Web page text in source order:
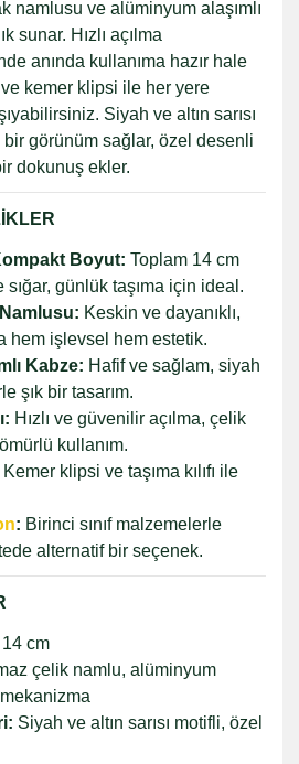
namlusu ve alüminyum alaşımlı
sunar. Hızlı açılma
anında kullanıma hazır hale
ve kemer klipsi ile her yere
Siyah ve altın sarısı
bir görünüm sağlar, özel desenli
dokunuş ekler.
Boyut: Toplam 14 cm
günlük taşıma için ideal.
Keskin ve dayanıklı,
hem işlevsel hem estetik.
Kabze: Hafif ve sağlam, siyah
şık bir tasarım.
Hızlı ve güvenilir açılma, çelik
kullanım.
Kemer klipsi ve taşıma kılıfı ile
: Birinci sınıf malzemelerle
alternatif bir seçenek.
14 cm
çelik namlu, alüminyum
Siyah ve altın sarısı motifli, özel